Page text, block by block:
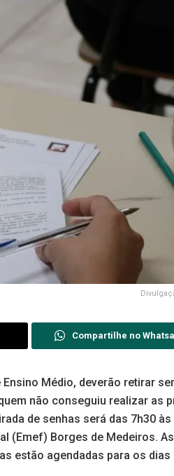
Compartilhe no
Médio, deverão retirar
não conseguiu realizar as
de senhas será das 7h30 às
(Emef) Borges de Medeiros. As
estão agendadas para os dias